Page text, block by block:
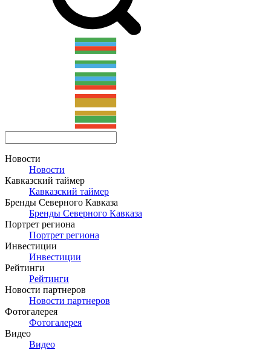
Новости
Новости
Кавказский таймер
Кавказский таймер
Бренды Северного Кавказа
Бренды Северного Кавказа
Портрет региона
Портрет региона
Инвестиции
Инвестиции
Рейтинги
Рейтинги
Новости партнеров
Новости партнеров
Фотогалерея
Фотогалерея
Видео
Видео